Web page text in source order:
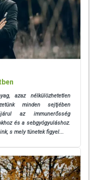
azaz nélkülözhetetlen
minden sejtjében
az immunerősség
és a sebgyógyuláshoz.
s mely tünetek figyel...